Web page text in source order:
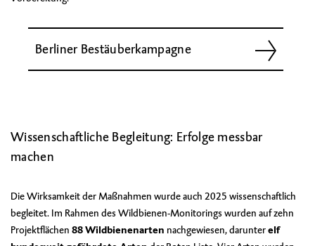
Berliner Bestäuberkampagne
Wissenschaftliche Begleitung: Erfolge messbar
machen
Die Wirksamkeit der Maßnahmen wurde auch 2025 wissenschaftlich
begleitet. Im Rahmen des Wildbienen-Monitorings wurden auf zehn
Projektflächen 88 Wildbienenarten nachgewiesen, darunterelf